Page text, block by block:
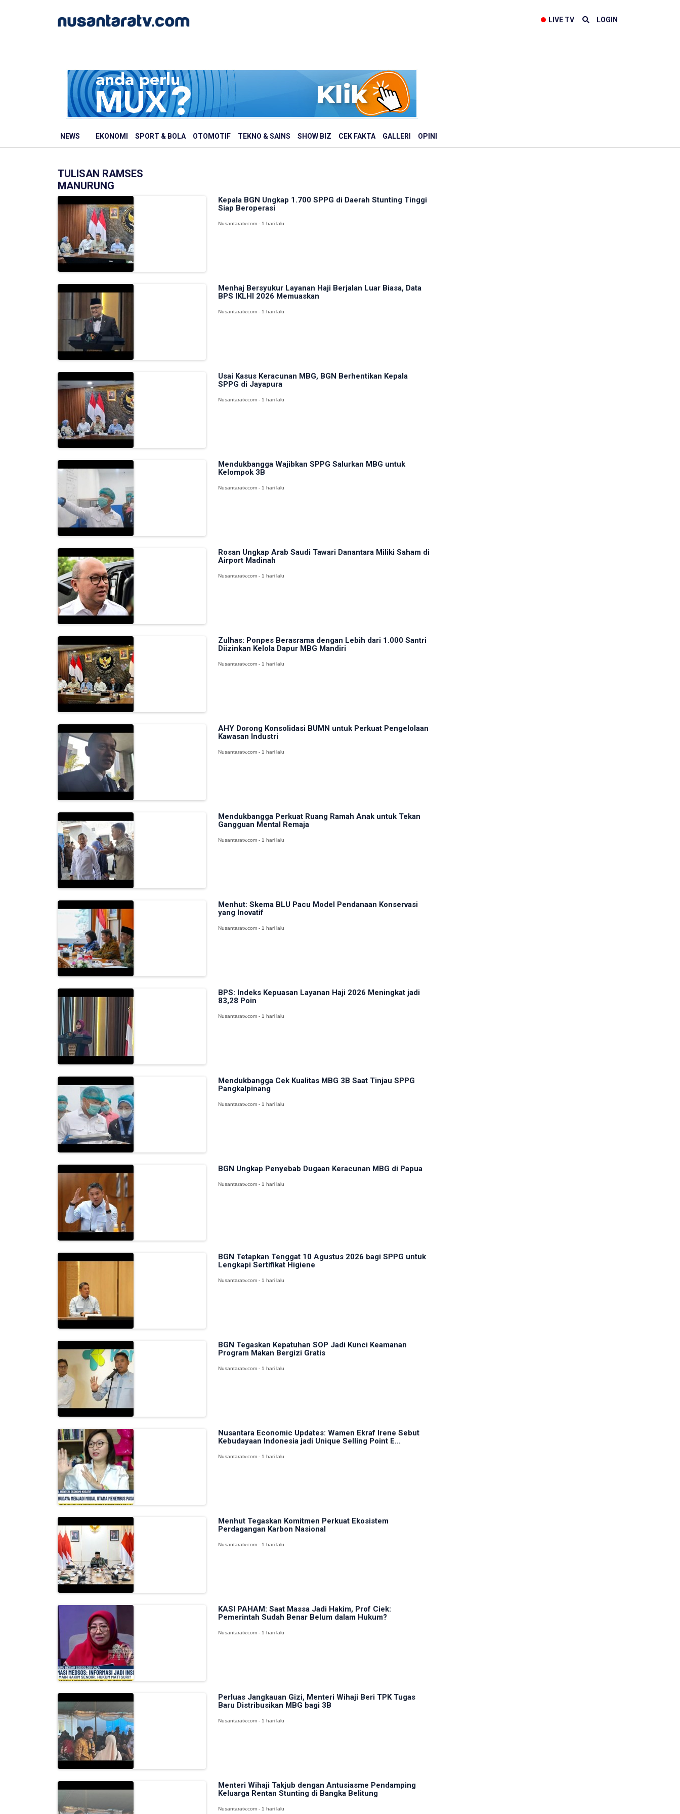
LIVE TV LOGIN
NEWS EKONOMI SPORT & BOLA OTOMOTIF TEKNO & SAINS SHOW BIZ CEK FAKTA GALLERI OPINI
TULISAN RAMSES
MANURUNG
Kepala BGN Ungkap 1.700 SPPG di Daerah Stunting Tinggi
Siap Beroperasi
Nusantaratv.com - 1 hari lalu
Menhaj Bersyukur Layanan Haji Berjalan Luar Biasa, Data
BPS IKLHI 2026 Memuaskan
Nusantaratv.com - 1 hari lalu
Usai Kasus Keracunan MBG, BGN Berhentikan Kepala
SPPG di Jayapura
Nusantaratv.com - 1 hari lalu
Mendukbangga Wajibkan SPPG Salurkan MBG untuk
Kelompok 3B
Nusantaratv.com - 1 hari lalu
Rosan Ungkap Arab Saudi Tawari Danantara Miliki Saham di
Airport Madinah
Nusantaratv.com - 1 hari lalu
Zulhas: Ponpes Berasrama dengan Lebih dari 1.000 Santri
Diizinkan Kelola Dapur MBG Mandiri
Nusantaratv.com - 1 hari lalu
AHY Dorong Konsolidasi BUMN untuk Perkuat Pengelolaan
Kawasan Industri
Nusantaratv.com - 1 hari lalu
Mendukbangga Perkuat Ruang Ramah Anak untuk Tekan
Gangguan Mental Remaja
Nusantaratv.com - 1 hari lalu
Menhut: Skema BLU Pacu Model Pendanaan Konservasi
yang Inovatif
Nusantaratv.com - 1 hari lalu
BPS: Indeks Kepuasan Layanan Haji 2026 Meningkat jadi
83,28 Poin
Nusantaratv.com - 1 hari lalu
Mendukbangga Cek Kualitas MBG 3B Saat Tinjau SPPG
Pangkalpinang
Nusantaratv.com - 1 hari lalu
BGN Ungkap Penyebab Dugaan Keracunan MBG di Papua
Nusantaratv.com - 1 hari lalu
BGN Tetapkan Tenggat 10 Agustus 2026 bagi SPPG untuk
Lengkapi Sertifikat Higiene
Nusantaratv.com - 1 hari lalu
BGN Tegaskan Kepatuhan SOP Jadi Kunci Keamanan
Program Makan Bergizi Gratis
Nusantaratv.com - 1 hari lalu
Nusantara Economic Updates: Wamen Ekraf Irene Sebut
Kebudayaan Indonesia jadi Unique Selling Point E...
Nusantaratv.com - 1 hari lalu
Menhut Tegaskan Komitmen Perkuat Ekosistem
Perdagangan Karbon Nasional
Nusantaratv.com - 1 hari lalu
KASI PAHAM: Saat Massa Jadi Hakim, Prof Ciek:
Pemerintah Sudah Benar Belum dalam Hukum?
Nusantaratv.com - 1 hari lalu
Perluas Jangkauan Gizi, Menteri Wihaji Beri TPK Tugas
Baru Distribusikan MBG bagi 3B
Nusantaratv.com - 1 hari lalu
Menteri Wihaji Takjub dengan Antusiasme Pendamping
Keluarga Rentan Stunting di Bangka Belitung
Nusantaratv.com - 1 hari lalu